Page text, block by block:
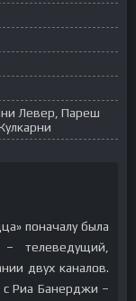
Левер, Пареш
поначалу была
телеведущий,
двух каналов.
с Риа Банерджи –